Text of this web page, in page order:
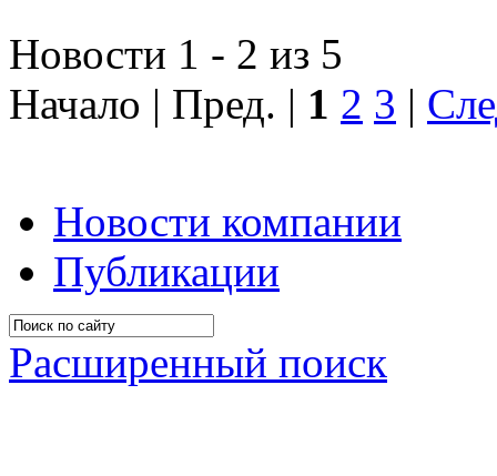
Новости 1 - 2 из 5
Начало | Пред. | 1 2 3 |
Новости компании
Публикации
Расширенный поиск